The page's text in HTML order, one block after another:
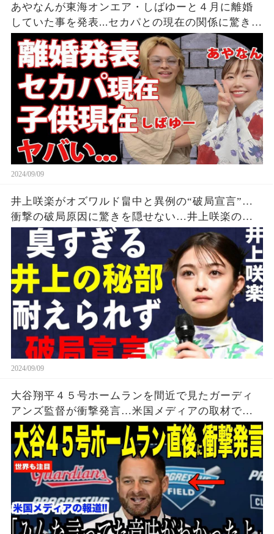
あやなんが東海オンエア・しばゆーと４月に離婚
していた事を発表...セカパとの現在の関係に驚きを
隠せない...『しばゆー＆あやなん』夫婦の精神崩壊
した現在がヤバい...
2024/09/09
井上咲楽がオズワルド畠中と異例の“破局宣言”…
衝撃の破局原因に驚きを隠せない…井上咲楽の介
護生活の真相
2024/09/09
大谷翔平４５号ホームランを間近で見たガーディ
アンズ監督が衝撃発言…米国メディアの取材で明
らかとなったロバーツ監督の「５０-５０」記録に
ついてが話題【海外の反応 MLBメジャー 野球】